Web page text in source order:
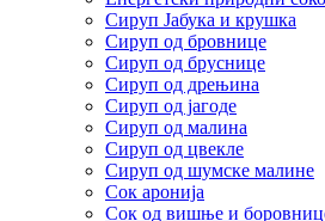
Сируп Јабука и крушка
Сируп од бровнице
Сируп од бруснице
Сируп од дрењина
Сируп од јагоде
Сируп од малина
Сируп од цвекле
Сируп од шумске малине
Сок аронија
Сок од вишње и